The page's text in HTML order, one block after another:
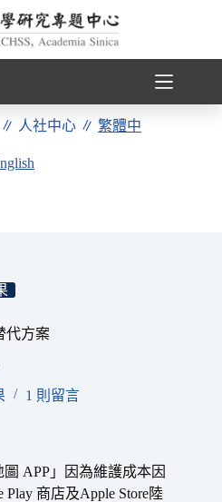
∥ 人社中心 ∥繁體中
代方案
1 則留言
APP」因為維護成本因
商店及Apple Store陸